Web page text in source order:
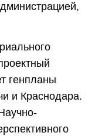
генпланы
и Краснодара.